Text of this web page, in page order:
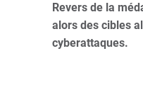
Revers de la
alors des cibles
cyberattaques.